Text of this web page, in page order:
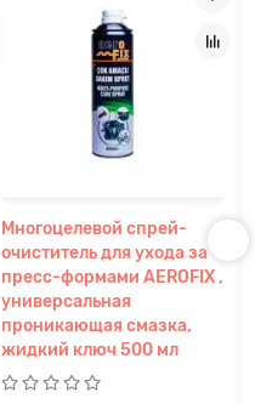
Многоцелевой спрей-
очиститель для ухода за
пресс-формами AEROFIX ,
универсальная
проникающая смазка,
жидкий ключ 500 мл